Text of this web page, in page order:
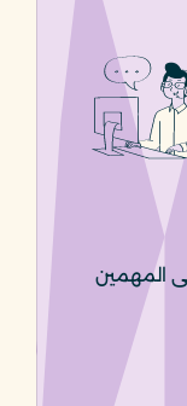
المهمين